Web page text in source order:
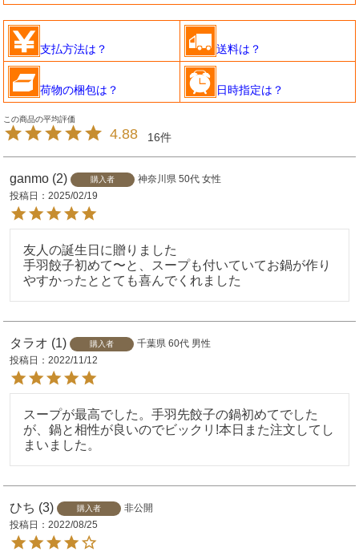
支払方法は？ 送料は？
荷物の梱包は？ 日時指定は？
4.88 16
ganmo 2 購入者 神奈川県 50代 女性
投稿日
2025/02/19
友人の誕生日に贈りました
手羽餃子初めて〜と、スープも付いていてお鍋が作り
やすかったととても喜んでくれました
タラオ 1 購入者 千葉県 60代 男性
投稿日
2022/11/12
スープが最高でした。手羽先餃子の鍋初めてでした
が、鍋と相性が良いのでビックリ!本日また注文してし
まいました。
ひち 3 購入者
非公開
投稿日
2022/08/25